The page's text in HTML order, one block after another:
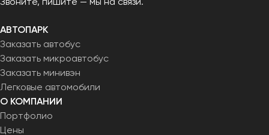
АВТОПАРК
Заказать автобус
Заказать микроавтобус
Заказать минивэн
Легковые автомобили
О КОМПАНИИ
Портфолио
Цены